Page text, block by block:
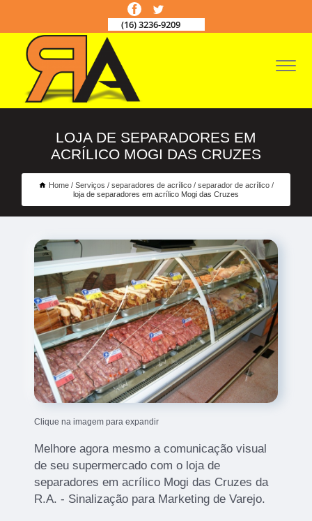
(16) 3236-9209
LOJA DE SEPARADORES EM
ACRÍLICO MOGI DAS CRUZES
Home Serviços separadores de acrílico
separador de acrílico
loja de separadores em acrílico Mogi das Cruzes
Clique na imagem para expandir
Melhore agora mesmo a comunicação visual
de seu supermercado com o loja de
separadores em acrílico Mogi das Cruzes da
R.A. - Sinalização para Marketing de Varejo.